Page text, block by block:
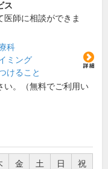
ス
医師に相談ができま
科
ミング
けること
い。（無料でご利用い
金 土 日 祝